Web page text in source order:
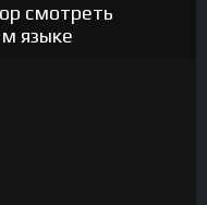
смотреть
языке